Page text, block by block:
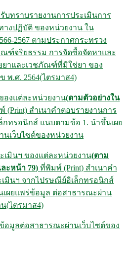
บทราบรายงานการประเมินการ
างปฏิบัติ ของหน่วยงาน ใน
2567 ตามประกาศกระทรวง
ณฑ์จริยธรรม การจัดซื้อจัดหาและ
ยาและเวชภัณฑ์ที่มิใช่ยา ของ
พ.ศ. 2564(ไตรมาส4)
องแต่ละหน่วยงาน(ตามตัวอย่างใน
(Print) สำเนาคำตอบรายงานการ
กทรอนิกส์ แนบตามข้อ 1. นำขึ้นเผย
เว็บไซต์ของหน่วยงาน
เมินฯ ของแต่ละหน่วยงาน(ตาม
ะหน้า 79) ที่พิมพ์ (Print) สำเนาคำ
เมินฯ จากไปรษณีย์อิเล็กทรอนิกส์
ผยแพร่ข้อมูล ต่อสาธารณะผ่าน
(ไตรมาส4)
อมูลต่อสาธารณะผ่านเว็บไซต์ของ